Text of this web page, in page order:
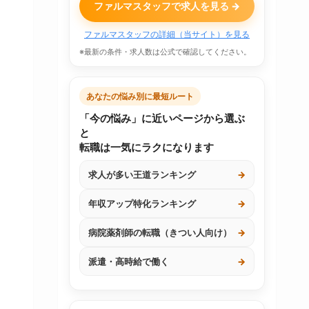
ファルマスタッフで求人を見る →
ファルマスタッフの詳細（当サイト）を見る
※最新の条件・求人数は公式で確認してください。
あなたの悩み別に最短ルート
「今の悩み」に近いページから選ぶ
と
転職は一気にラクになります
求人が多い王道ランキング →
年収アップ特化ランキング →
病院薬剤師の転職（きつい人向け） →
派遣・高時給で働く →